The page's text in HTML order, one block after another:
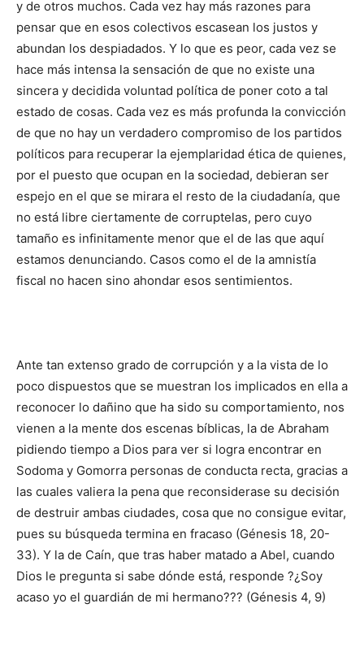
y de otros muchos. Cada vez hay más razones para
pensar que en esos colectivos escasean los justos y
abundan los despiadados. Y lo que es peor, cada vez se
hace más intensa la sensación de que no existe una
sincera y decidida voluntad política de poner coto a tal
estado de cosas. Cada vez es más profunda la convicción
de que no hay un verdadero compromiso de los partidos
políticos para recuperar la ejemplaridad ética de quienes,
por el puesto que ocupan en la sociedad, debieran ser
espejo en el que se mirara el resto de la ciudadanía, que
no está libre ciertamente de corruptelas, pero cuyo
tamaño es infinitamente menor que el de las que aquí
estamos denunciando. Casos como el de la amnistía
fiscal no hacen sino ahondar esos sentimientos.
Ante tan extenso grado de corrupción y a la vista de lo
poco dispuestos que se muestran los implicados en ella a
reconocer lo dañino que ha sido su comportamiento, nos
vienen a la mente dos escenas bíblicas, la de Abraham
pidiendo tiempo a Dios para ver si logra encontrar en
Sodoma y Gomorra personas de conducta recta, gracias a
las cuales valiera la pena que reconsiderase su decisión
de destruir ambas ciudades, cosa que no consigue evitar,
pues su búsqueda termina en fracaso (Génesis 18, 20-
33). Y la de Caín, que tras haber matado a Abel, cuando
Dios le pregunta si sabe dónde está, responde ?¿Soy
acaso yo el guardián de mi hermano??? (Génesis 4, 9)